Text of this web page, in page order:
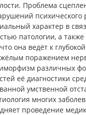
Проблема
психического
характер в
патологии, а также
она ведёт к
поражением
различных
её диагностики
умственной
многих
проведение